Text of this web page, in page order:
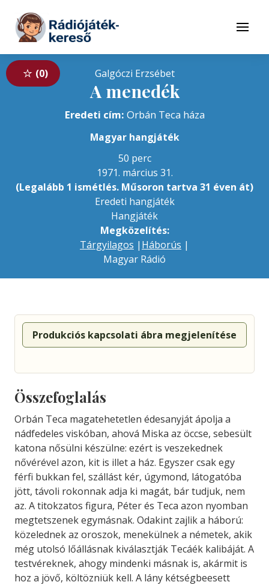
Tovább a tartalomhoz
Menü
0 Galgóczi Erzsébet
A menedék
Eredeti cím: Orbán Teca háza
Magyar hangjáték
50 perc
1971. március 31.
(Legalább 1 ismétlés. Műsoron tartva 31 éven át)
Eredeti hangjáték
Hangjáték
Megközelítés:
Tárgyilagos | Háborús |
Magyar Rádió
Produkciós kapcsolati ábra megjelenítése
Összefoglalás
Orbán Teca magatehetetlen édesanyját ápolja a
nádfedeles viskóban, ahová Miska az öccse, sebesült
katona nősülni készülne: ezért is veszekednek
nővérével azon, kit is illet a ház. Egyszer csak egy
férfi bukkan fel, szállást kér, úgymond, látogatóba
jött, távoli rokonnak adja ki magát, bár tudjuk, nem
az. A titokzatos figura, Péter és Teca azon nyomban
megtetszenek egymásnak. Odakint zajlik a háború:
közelednek az oroszok, menekülnek a németek, akik
még utolsó lőállásnak kiválasztják Tecáék kalibáját. A
testvéreknek, ahogy mindenki másnak is, akármit is
hoz a jövő, költözniük kell. A lány kétségbeesett